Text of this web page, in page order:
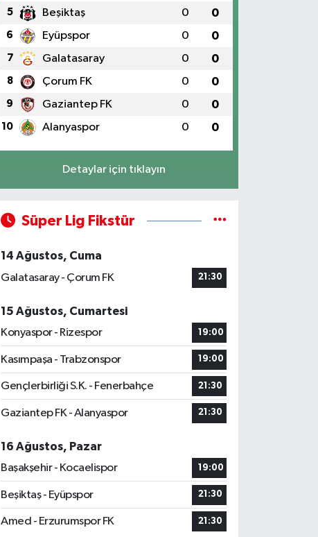
5 Beşiktaş 0 0
6 Eyüpspor 0 0
7 Galatasaray 0 0
8 Çorum FK 0 0
9 Gaziantep FK 0 0
10 Alanyaspor 0 0
Detaylar için tıklayın
Süper Lig Fikstür
14 Ağustos, Cuma
Galatasaray - Çorum FK
21:30
15 Ağustos, Cumartesi
Konyaspor - Rizespor
19:00
Kasımpaşa - Trabzonspor 19:00
Gençlerbirliği S.K. - Fenerbahçe 21:30
Gaziantep FK - Alanyaspor 21:30
16 Ağustos, Pazar
Başakşehir - Kocaelispor
19:00
Beşiktaş - Eyüpspor 21:30
Amed - Erzurumspor FK 21:30